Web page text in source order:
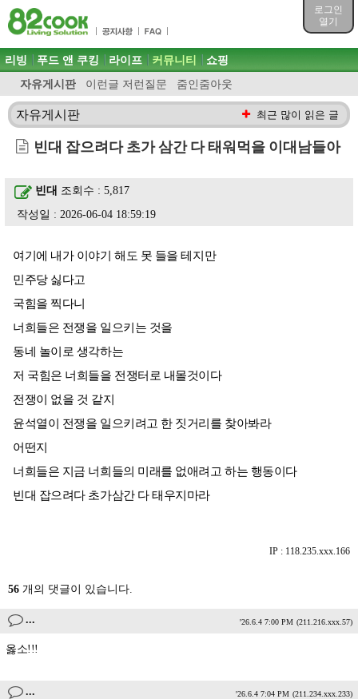
로그인
열기
목차
주메뉴 바로가기
컨텐츠 바로가기
검색 바로가기
로그인 바로가기
주메뉴
리빙 푸드 앤 쿠킹 라이프 커뮤니티
자유게시판 이런글 저런질문 줌인줌아웃
쇼핑
자유게시판 최근 많이 읽은 글
빈대 잡으려다 초가 삼간 다 태워먹을 이대남들아
빈대 조회수 : 5,817
작성일 : 2026-06-04 18:59:19
여기에 내가 이야기 해도 못 들을 테지만
민주당 싫다고
국힘을 찍다니
너희들은 전쟁을 일으키는 것을
동네 놀이로 생각하는
저 국힘은 너희들을 전쟁터로 내몰것이다
전쟁이 없을 것 같지
윤석열이 전쟁을 일으키려고 한 짓거리를 찾아봐라
어떤지
너희들은 지금 너희들의 미래를 없애려고 하는 행동이다
빈대 잡으려다 초가삼간 다 태우지마라
IP : 118.235.xxx.166
56 개의 댓글이 있습니다.
... '26.6.4 7:00 PM (211.216.xxx.57)
옳소!!!
... '26.6.4 7:04 PM (211.234.xxx.233)